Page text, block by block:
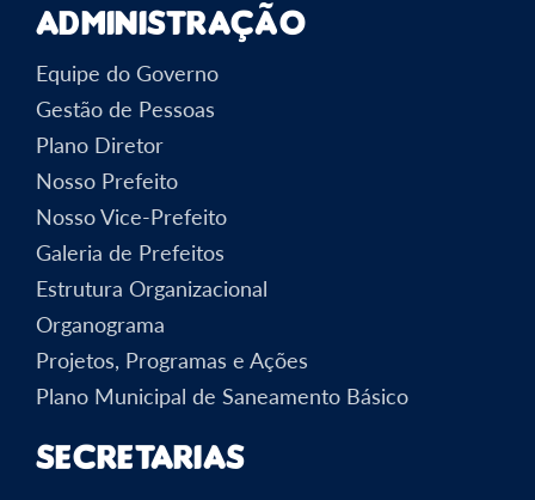
Administração
Equipe do Governo
Gestão de Pessoas
Plano Diretor
Nosso Prefeito
Nosso Vice-Prefeito
Galeria de Prefeitos
Estrutura Organizacional
Organograma
Projetos, Programas e Ações
Plano Municipal de Saneamento Básico
Secretarias